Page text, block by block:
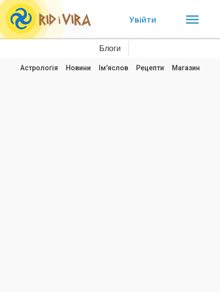
Увійти
Блоги
Астрологія Новини Ім'яслов Рецепти Магазин